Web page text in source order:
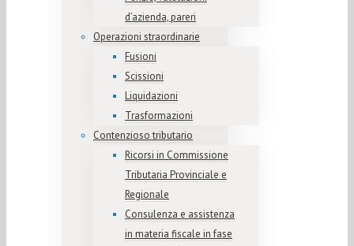
d’azienda, pareri
Operazioni straordinarie
Fusioni
Scissioni
Liquidazioni
Trasformazioni
Contenzioso tributario
Ricorsi in Commissione
Tributaria Provinciale e
Regionale
Consulenza e assistenza
in materia fiscale in fase